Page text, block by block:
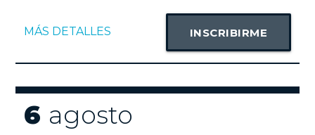
MÁS DETALLES INSCRIBIRME
6 agosto